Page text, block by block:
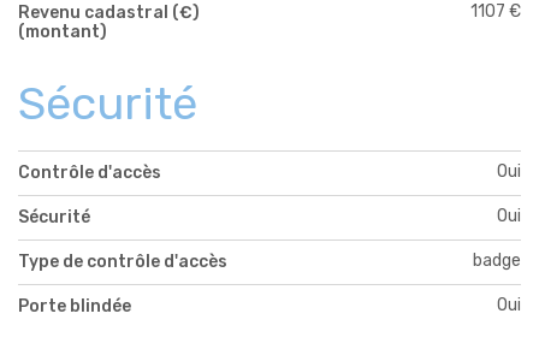
Revenu cadastral (€)
(montant)
1107 €
Sécurité
Contrôle d'accès Oui
Sécurité Oui
Type de contrôle d'accès badge
Porte blindée Oui